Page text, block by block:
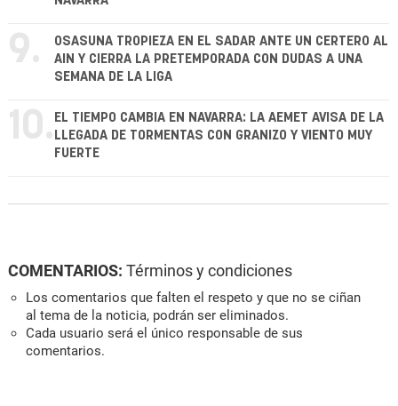
9.
OSASUNA TROPIEZA EN EL SADAR ANTE UN CERTERO AL
AIN Y CIERRA LA PRETEMPORADA CON DUDAS A UNA
SEMANA DE LA LIGA
10. EL TIEMPO CAMBIA EN NAVARRA: LA AEMET AVISA DE LA
LLEGADA DE TORMENTAS CON GRANIZO Y VIENTO MUY
FUERTE
COMENTARIOS: Términos y condiciones
Los comentarios que falten el respeto y que no se ciñan
al tema de la noticia, podrán ser eliminados.
Cada usuario será el único responsable de sus
comentarios.